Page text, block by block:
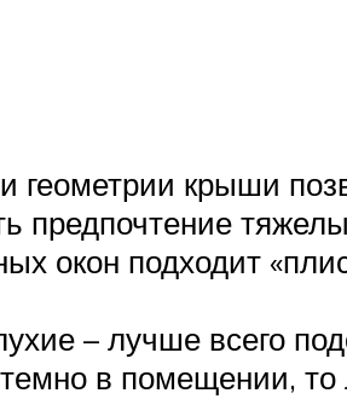
геометрии крыши
предпочтение
окон подходит
– лучше всего
в помещении, то